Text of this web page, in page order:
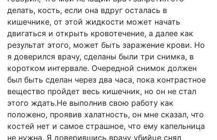
делать, кость, если она вдруг осталась в
кишечнике, от этой жидкости может начать
двигаться и открыть кровотечение, а далее как
результат этого, может быть заражение крови. Но
я доверился врачу, сделаны были три снимка, в
коротком интервале. Очередной снимок должен
был быть сделан через два часа, пока контрастное
вещество пройдет весь кишечник, но он не стал
этого ждать.Не выполнив свою работу как
положено, проявив халатность, он мне сказал, что
костей нет и самое страшное, что ему капельница
не нужна. Я доверившись врачу убийце снял